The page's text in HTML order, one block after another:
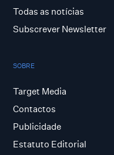
Todas as notícias
Subscrever Newsletter
SOBRE
Target Media
Contactos
Publicidade
Estatuto Editorial